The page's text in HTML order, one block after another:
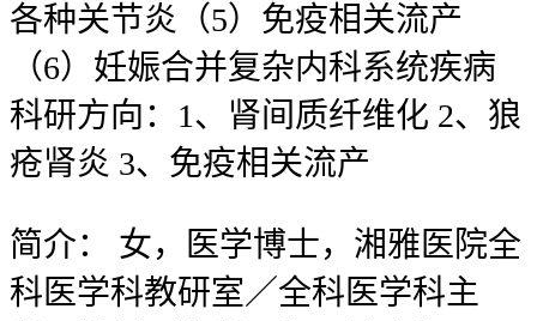
各种关节炎（5）免疫相关流产
（6）妊娠合并复杂内科系统疾病
科研方向：1、肾间质纤维化 2、狼
疮肾炎 3、免疫相关流产
简介：
女，医学博士，湘雅医院全
科医学科教研室／全科医学科主